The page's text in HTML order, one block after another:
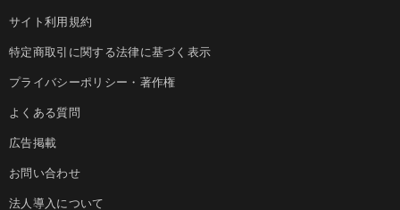
サイト利用規約
特定商取引に関する法律に基づく表示
プライバシーポリシー・著作権
よくある質問
広告掲載
お問い合わせ
法人導入について